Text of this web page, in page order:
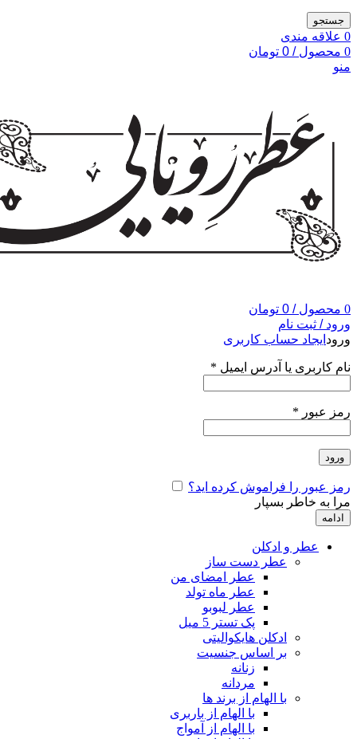
جستجو
0 علاقه مندی
0 محصول /
0 تومان
منو
0 محصول /
0 تومان
ورود / ثبت نام
ورود ایجاد حساب کاربری
نام کاربری یا آدرس ایمیل *
رمز عبور *
ورود
رمز عبور را فراموش کرده اید؟
مرا به خاطر بسپار
ادامه
عطر و ادکلن
عطر دست ساز
عطر امضای من
عطر ماه تولد
عطر لبوبو
پک تستر 5 میل
ادکلن هایکوالیتی
بر اساس جنسیت
زنانه
مردانه
با الهام از برند ها
با الهام از باربری
با الهام از آمواج